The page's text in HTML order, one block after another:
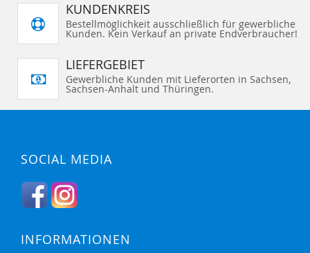
KUNDENKREIS
Bestellmöglichkeit ausschließlich für gewerbliche
Kunden. Kein Verkauf an private Endverbraucher!
LIEFERGEBIET
Gewerbliche Kunden mit Lieferorten in Sachsen,
Sachsen-Anhalt und Thüringen.
SOCIAL MEDIA
INFORMATIONEN